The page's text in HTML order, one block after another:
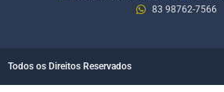
83 98762-7566
Todos os Direitos Reservados